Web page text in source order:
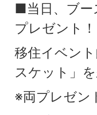
■当日、ブー
プレゼント！
移住イベン
スケット」
※両プレゼン